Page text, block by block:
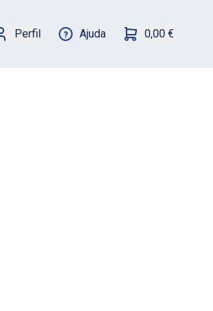
Perfil Ajuda 0,00 €